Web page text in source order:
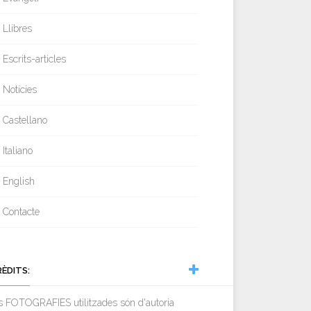
Llibres
Escrits-articles
Notícies
Castellano
Italiano
English
Contacte
FOTOGRAFIES utilitzades són d'autoria